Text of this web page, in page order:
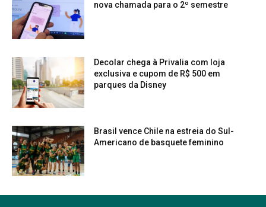
nova chamada para o 2º semestre
Decolar chega à Privalia com loja
exclusiva e cupom de R$ 500 em
parques da Disney
Brasil vence Chile na estreia do Sul-
Americano de basquete feminino